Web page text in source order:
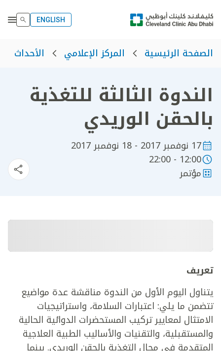
ENGLISH
الصفحة الرئيسية المركز الإعلامي الأحداث
الندوة الثالثة للتغذية
بالحقن الوريدي
17 نوفمبر 2017 - 18 نوفمبر 2017
12:00 - 22:00
مؤتمر
تعريف
يتناول اليوم الأول من الندوة مناقشة عدة مواضيع
تتضمن ما يلي: اعتبارات السلامة، واستراتيجيات
الامتثال لمعايير تركيب المستحضرات الدوائية الحالية
والمستقبلية، والتقنيات والأساليب الطبية العلاجية
المتقدمة في مجال التغذية بالحقن الوريدي. بينما